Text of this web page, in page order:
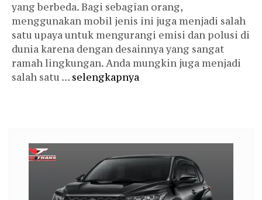
yang berbeda. Bagi sebagian orang,
menggunakan mobil jenis ini juga menjadi salah
satu upaya untuk mengurangi emisi dan polusi di
dunia karena dengan desainnya yang sangat
ramah lingkungan. Anda mungkin juga menjadi
salah satu ... selengkapnya